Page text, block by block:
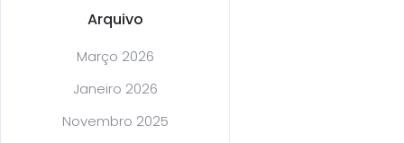
Arquivo
Março 2026
Janeiro 2026
Novembro 2025